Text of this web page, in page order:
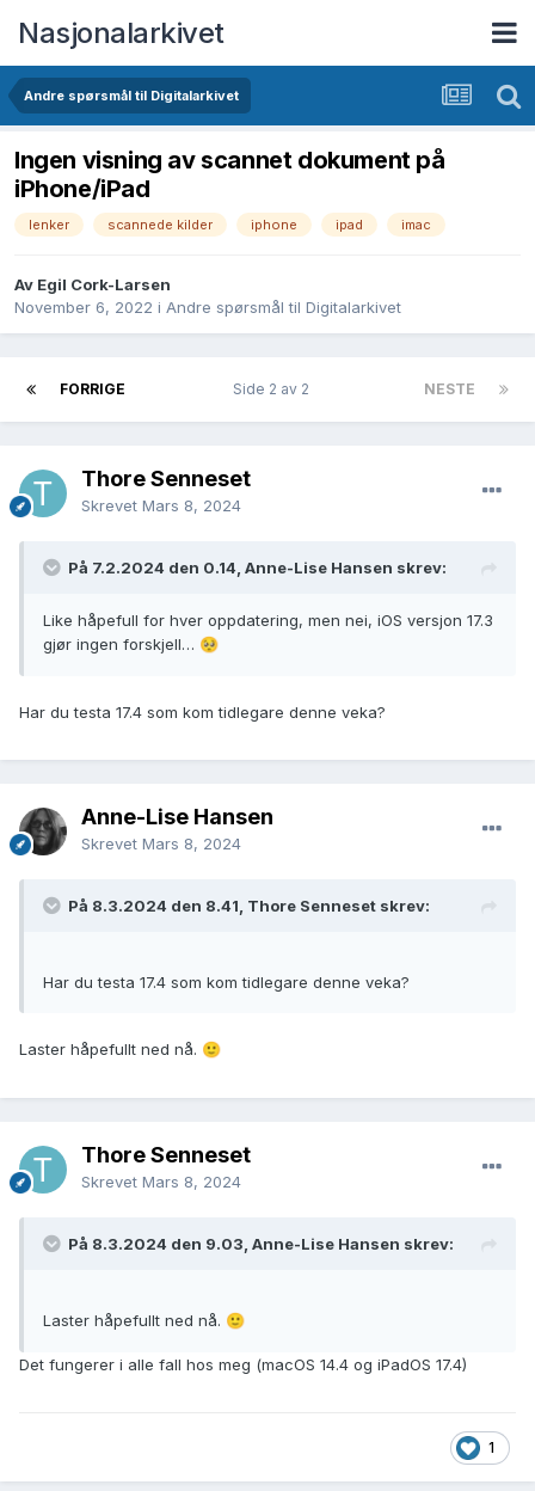
Nasjonalarkivet
Andre spørsmål til Digitalarkivet
Ingen visning av scannet dokument på
iPhone/iPad
lenker scannede kilder iphone ipad imac
Av Egil Cork-Larsen
November 6, 2022 i Andre spørsmål til Digitalarkivet
FORRIGE NESTE
Side 2 av 2
Thore Senneset
Skrevet Mars 8, 2024
På 7.2.2024 den 0.14, Anne-Lise Hansen skrev:
Like håpefull for hver oppdatering, men nei, iOS versjon 17.3
gjør ingen forskjell… 🥺
Har du testa 17.4 som kom tidlegare denne veka?
Anne-Lise Hansen
Skrevet Mars 8, 2024
På 8.3.2024 den 8.41, Thore Senneset skrev:
Har du testa 17.4 som kom tidlegare denne veka?
Laster håpefullt ned nå. 🙂
Thore Senneset
Skrevet Mars 8, 2024
På 8.3.2024 den 9.03, Anne-Lise Hansen skrev:
Laster håpefullt ned nå. 🙂
Det fungerer i alle fall hos meg (macOS 14.4 og iPadOS 17.4)
1